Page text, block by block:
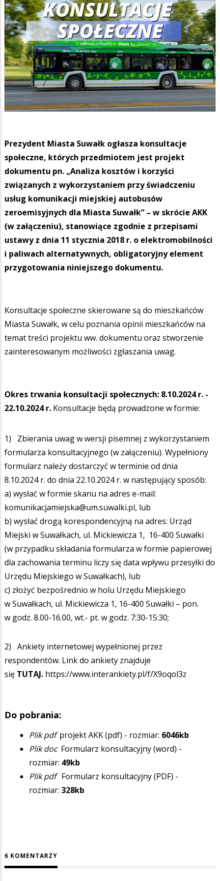
Prezydent Miasta Suwałk ogłasza konsultacje
społeczne, których przedmiotem jest projekt
dokumentu pn. „Analiza kosztów i korzyści
związanych z wykorzystaniem przy świadczeniu
usług komunikacji miejskiej autobusów
zeroemisyjnych dla Miasta Suwałk” – w skrócie AKK
(w załączeniu), stanowiące zgodnie z przepisami
ustawy z dnia 11 stycznia 2018 r. o elektromobilności
i paliwach alternatywnych, obligatoryjny element
przygotowania niniejszego dokumentu.
Konsultacje społeczne skierowane są do mieszkańców
Miasta Suwałk, w celu poznania opinii mieszkańców na
temat treści projektu ww. dokumentu oraz stworzenie
zainteresowanym możliwości zgłaszania uwag.
Okres trwania konsultacji społecznych: 8.10.2024 r. -
22.10.2024 r. Konsultacje będą prowadzone w formie:
1) Zbierania uwag w wersji pisemnej z wykorzystaniem
formularza konsultacyjnego (w załączeniu). Wypełniony
formularz należy dostarczyć w terminie od dnia
8.10.2024 r. do dnia 22.10.2024 r. w następujący sposób:
a) wysłać w formie skanu na adres e-mail:
komunikacjamiejska@um.suwalki.pl, lub
b) wysłać drogą korespondencyjną na adres: Urząd
Miejski w Suwałkach, ul. Mickiewicza 1, 16-400 Suwałki
(w przypadku składania formularza w formie papierowej
dla zachowania terminu liczy się data wpływu przesyłki do
Urzędu Miejskiego w Suwałkach), lub
c) złożyć bezpośrednio w holu Urzędu Miejskiego
w Suwałkach, ul. Mickiewicza 1, 16-400 Suwałki – pon.
w godz. 8.00-16.00, wt.- pt. w godz. 7:30-15:30;
2) Ankiety internetowej wypełnionej przez
respondentów. Link do ankiety znajduje
się TUTAJ. https://www.interankiety.pl/f/X9oqol3z
Do pobrania:
Plik pdfprojekt AKK (pdf) - rozmiar: 6046kb
Plik doc Formularz konsultacyjny (word) -
rozmiar: 49kb
Plik pdfFormularz konsultacyjny (PDF) -
rozmiar: 328kb
6 KOMENTARZY